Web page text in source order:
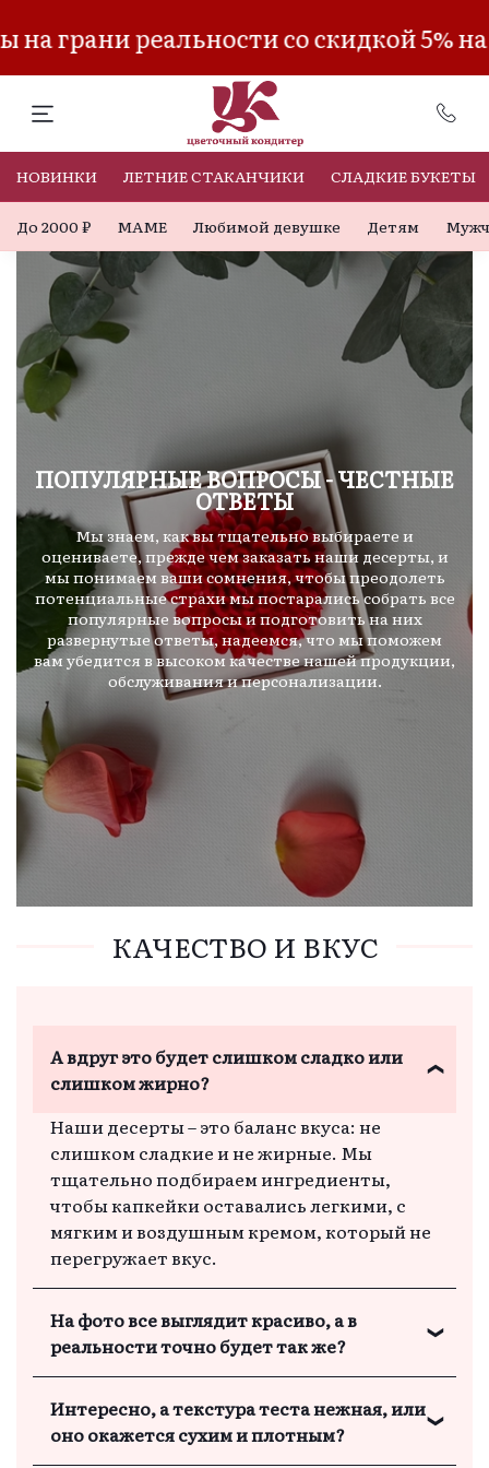
реальности со скидкой 5% на
НОВИНКИ ЛЕТНИЕ СТАКАНЧИКИ СЛАДКИЕ БУКЕТЫ
До 2000 ₽ МАМЕ Любимой девушке Детям
ПОПУЛЯРНЫЕ ВОПРОСЫ - ЧЕСТНЫЕ
ОТВЕТЫ
Мы знаем, как вы тщательно выбираете и
оцениваете, прежде чем заказать наши десерты, и
мы понимаем ваши сомнения, чтобы преодолеть
потенциальные страхи мы постарались собрать все
популярные вопросы и подготовить на них
развернутые ответы, надеемся, что мы поможем
вам убедится в высоком качестве нашей продукции,
обслуживания и персонализации.
КАЧЕСТВО И ВКУС
А вдруг это будет слишком сладко или
слишком жирно?
Наши десерты – это баланс вкуса: не
слишком сладкие и не жирные. Мы
тщательно подбираем ингредиенты,
чтобы капкейки оставались легкими, с
мягким и воздушным кремом, который не
перегружает вкус.
На фото все выглядит красиво, а в
реальности точно будет так же?
выглядят так же красиво в реальности,
как и на фото. Каждый заказ – это ручная
Интересно, а текстура теста нежная, или
оно окажется сухим и плотным?